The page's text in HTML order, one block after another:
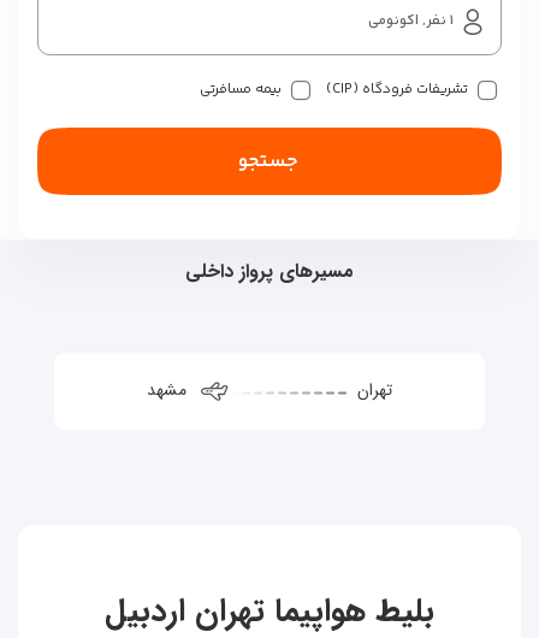
تشریفات فرودگاه (CIP) بیمه مسافرتی
جستجو
مسیرهای پرواز داخلی
تهران مشهد
بلیط هواپیما تهران اردبیل